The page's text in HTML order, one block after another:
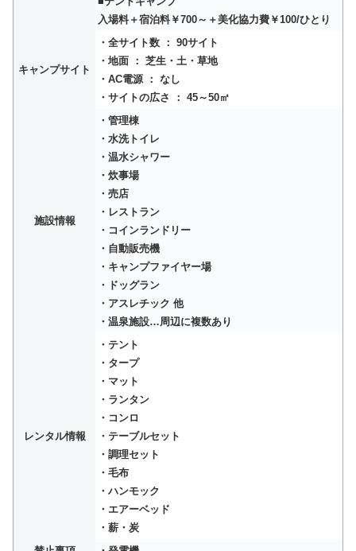
入場料＋宿泊料￥700～＋美化協力費￥100/ひとり
キャンプサイト
・全サイト数 ： 90サイト
・地面 ： 芝生・土・草地
・AC電源 ： なし
・サイトの広さ ： 45～50㎡
施設情報
・管理棟
・水洗トイレ
・温水シャワー
・炊事場
・売店
・レストラン
・コインランドリー
・自動販売機
・キャンプファイヤー場
・ドッグラン
・アスレチック 他
・温泉施設…周辺に複数あり
レンタル情報
・テント
・タープ
・マット
・ランタン
・コンロ
・テーブルセット
・調理セット
・毛布
・ハンモック
・エアーベッド
・薪・炭